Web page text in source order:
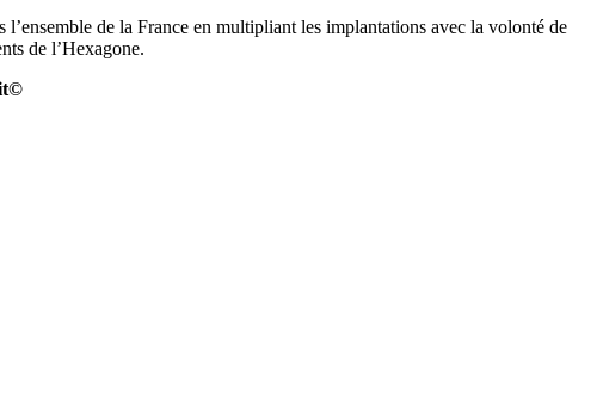
l’ensemble de la France en multipliant les implantations avec la volonté de
de l’Hexagone.